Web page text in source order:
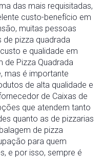
das mais requisitadas,
custo-benefício em
muitas pessoas
pizza quadrada
e qualidade em
de Pizza Quadrada
mas é importante
de alta qualidade e
de Caixas de
que atendem tanto
quanto as de pizzarias
de pizza
para quem
e por isso, sempre é